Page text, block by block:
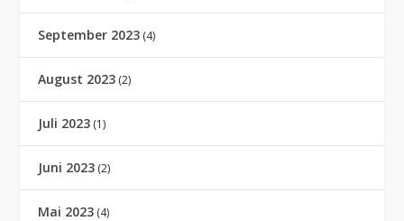
September 2023 (4)
August 2023 (2)
Juli 2023 (1)
Juni 2023 (2)
Mai 2023 (4)